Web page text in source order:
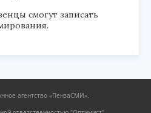
смогут записать
агентство «ПензаСМИ».